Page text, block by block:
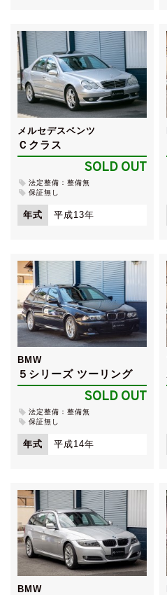
メルセデスベンツ
Ｃクラス
SOLD OUT
法定整備：整備無
保証無し
年式 平成13年
BMW
５シリーズ ツーリング
SOLD OUT
法定整備：整備無
保証無し
年式 平成14年
BMW